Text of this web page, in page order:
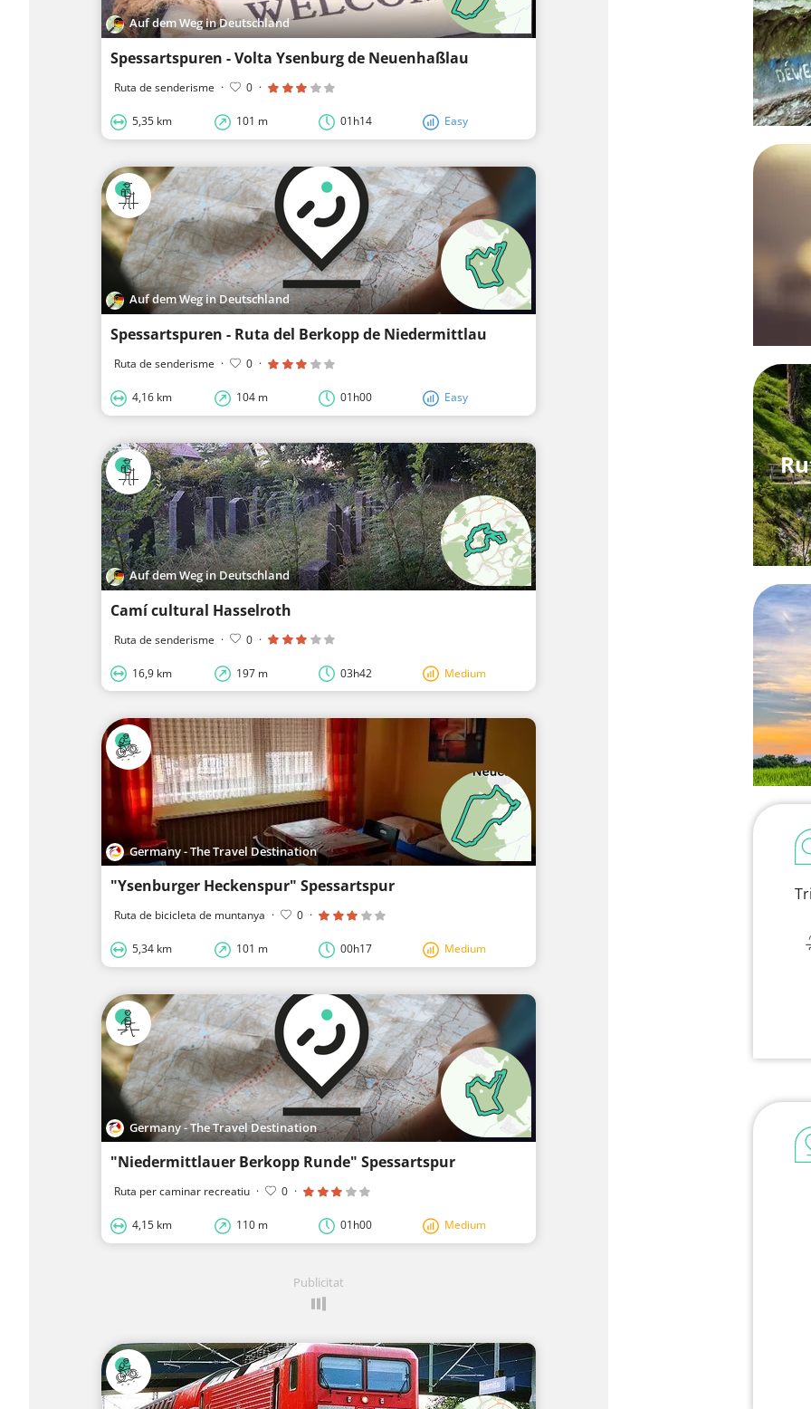
Auf dem Weg in Deutschland
Spessartspuren - Volta Ysenburg de Neuenhaßlau
Ruta de senderisme · 0 ·
5,35 km 101 m 01h14 Easy
Auf dem Weg in Deutschland
Spessartspuren - Ruta del Berkopp de Niedermittlau
Ruta de senderisme · 0 ·
4,16 km 104 m 01h00 Easy
Auf dem Weg in Deutschland
Camí cultural Hasselroth
Ruta de senderisme · 0 ·
16,9 km 197 m 03h42 Medium
Germany - The Travel Destination
"Ysenburger Heckenspur" Spessartspur
Ruta de bicicleta de muntanya · 0 ·
5,34 km 101 m 00h17 Medium
Germany - The Travel Destination
"Niedermittlauer Berkopp Runde" Spessartspur
Ruta per caminar recreatiu · 0 ·
4,15 km 110 m 01h00 Medium
Publicitat